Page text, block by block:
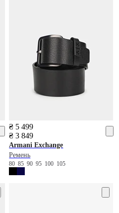
₴ 5 499
₴ 3 849
Armani Exchange
Ремень
80859095 100 105